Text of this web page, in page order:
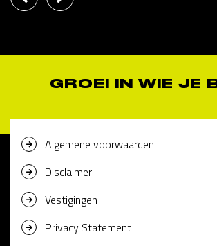
€2500 tot €2900 per maand
BEKIJK VACATURE
GROEI IN WIE JE
Algemene voorwaarden
Disclaimer
Vestigingen
Privacy Statement